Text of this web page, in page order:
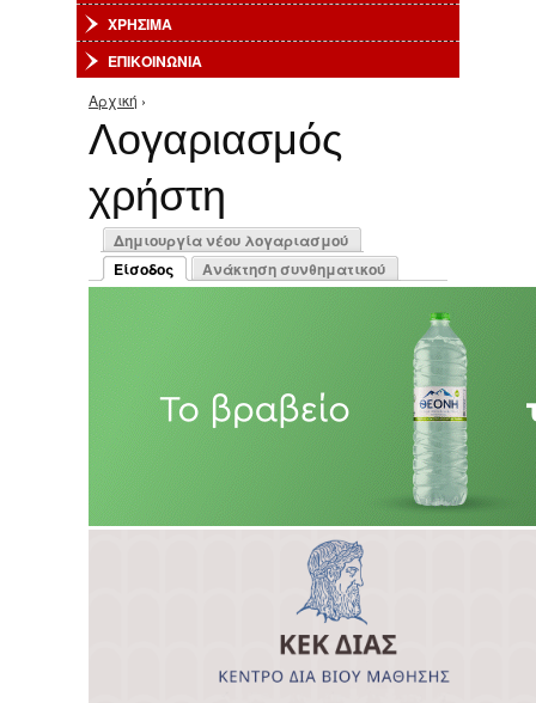
ΧΡΗΣΙΜΑ
ΕΠΙΚΟΙΝΩΝΙΑ
Είστε εδώ
Αρχική ›
Λογαριασμός
χρήστη
Πρωτεύουσες καρτέλες
Δημιουργία νέου λογαριασμού
Είσοδος
(ενεργή καρτέλα)
Ανάκτηση συνθηματικού